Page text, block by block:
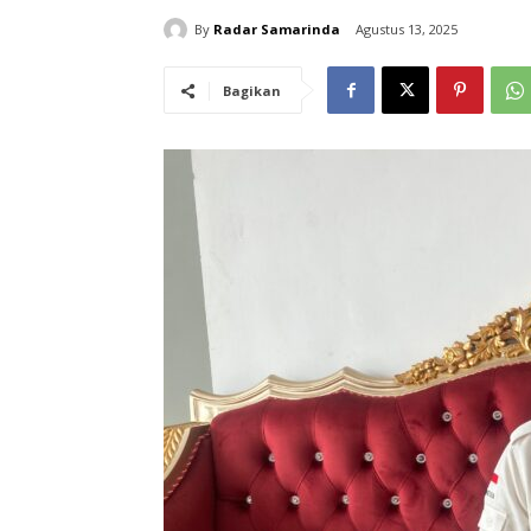
By Radar Samarinda Agustus 13, 2025
Bagikan